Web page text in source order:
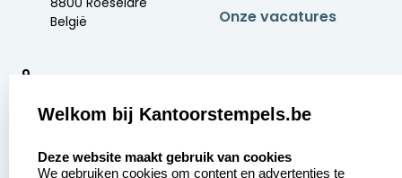
België
9
Onze vacatures
Welkom bij Kantoorstempels.be
Deze website maakt gebruik van cookies
We gebruiken cookies om content en advertenties te